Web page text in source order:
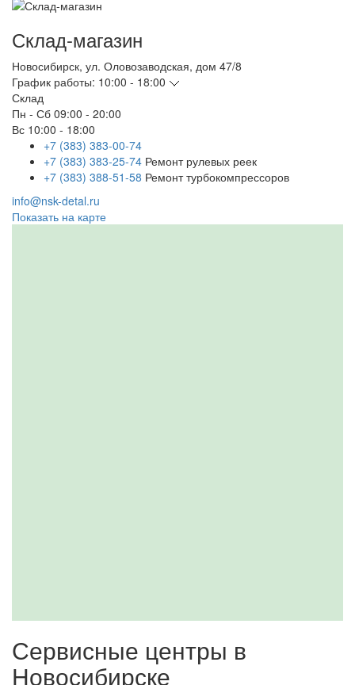
Склад-магазин
Новосибирск, ул. Оловозаводская, дом 47/8
График работы: 10:00 - 18:00
Склад
Пн - Сб 09:00 - 20:00
Вс 10:00 - 18:00
+7 (383) 383-00-74
+7 (383) 383-25-74 Ремонт рулевых реек
+7 (383) 388-51-58 Ремонт турбокомпрессоров
info@nsk-detal.ru
Показать на карте
Сервисные центры в
Новосибирске